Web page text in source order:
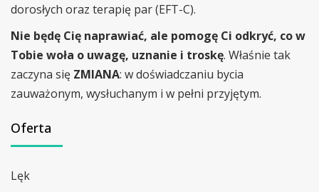
dorosłych oraz terapię par (EFT-C).
Nie będę Cię naprawiać, ale pomogę Ci odkryć, co w
Tobie woła o uwagę, uznanie i troskę. Właśnie tak
zaczyna się ZMIANA: w doświadczaniu bycia
zauważonym, wysłuchanym i w pełni przyjętym.
Oferta
Lęk